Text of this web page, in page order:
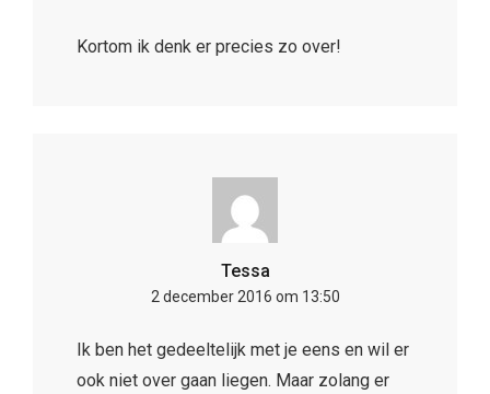
Kortom ik denk er precies zo over!
Tessa
2 december 2016 om 13:50
Ik ben het gedeeltelijk met je eens en wil er
ook niet over gaan liegen. Maar zolang er